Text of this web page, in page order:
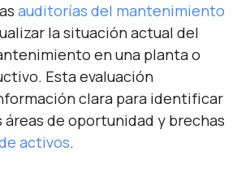
auditorías del mantenimiento
la situación actual del
en una planta o
Esta evaluación
clara para identificar
áreas de oportunidad y brechas
activos.